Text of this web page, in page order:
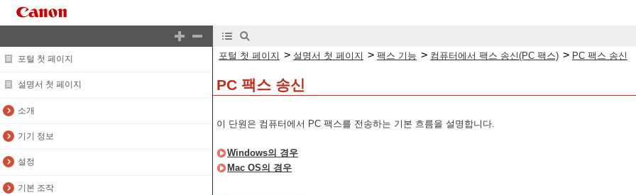
포털 첫 페이지
설명서 첫 페이지
소개
기기 정보
설정
기본 조작
포털 첫 페이지 > 설명서 첫 페이지 > 팩스 기능 > 컴퓨터에서 팩스 송신(PC 팩스) > PC 팩스 송신
PC 팩스 송신
이 단원은 컴퓨터에서 PC 팩스를 전송하는 기본 흐름을 설명합니다.
Windows의 경우
Mac OS의 경우